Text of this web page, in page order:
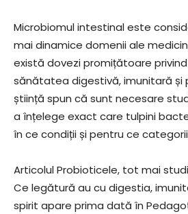
Microbiomul intestinal este
mai dinamice domenii ale
există dovezi promițătoare
sănătatea digestivă, imunitară și
știință spun că sunt necesare
a înțelege exact care tulpini
în ce condiții și pentru ce
Articolul Probioticele, tot mai
Ce legătură au cu digestia,
spirit apare prima dată în